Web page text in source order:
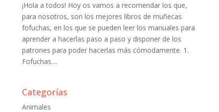
¡Hola a todos! Hoy os vamos a recomendar los que,
para nosotros, son los mejores libros de muñecas
fofuchas, en los que se pueden leer los manuales para
aprender a hacerlas paso a paso y disponer de los
patrones para poder hacerlas más cómodamente. 1.
Fofuchas....
Categorías
Animales